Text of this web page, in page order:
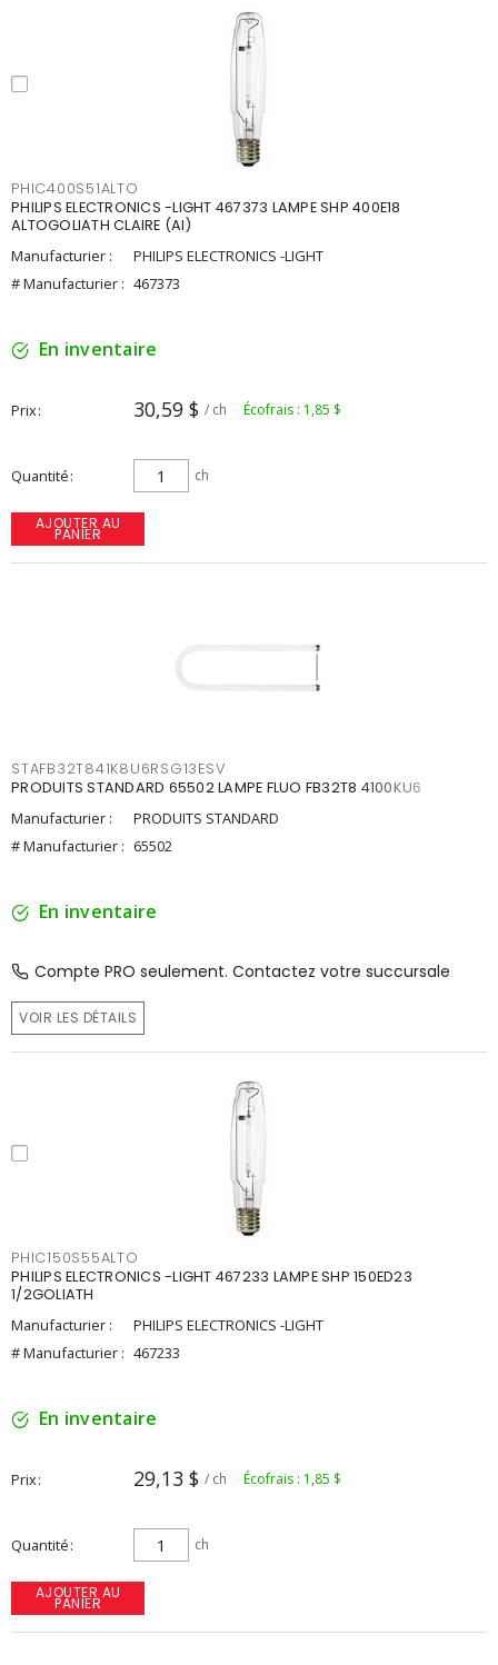
PHIC400S51ALTO
PHILIPS ELECTRONICS -LIGHT 467373 LAMPE SHP 400E18
ALTOGOLIATH CLAIRE (AI)
Manufacturier :
PHILIPS ELECTRONICS -LIGHT
# Manufacturier : 467373
En inventaire
Prix 30,59 $ / ch Écofrais : 1,85 $
Quantité ch
AJOUTER AU
PANIER
STAFB32T841K8U6RSG13ESV
PRODUITS STANDARD 65502 LAMPE FLUO FB32T8 4100KU6
Manufacturier :
PRODUITS STANDARD
# Manufacturier : 65502
En inventaire
Compte PRO seulement. Contactez votre succursale
VOIR LES DÉTAILS
PHIC150S55ALTO
PHILIPS ELECTRONICS -LIGHT 467233 LAMPE SHP 150ED23
1/2GOLIATH
Manufacturier :
PHILIPS ELECTRONICS -LIGHT
# Manufacturier : 467233
En inventaire
Prix 29,13 $ / ch Écofrais : 1,85 $
Quantité ch
AJOUTER AU
PANIER